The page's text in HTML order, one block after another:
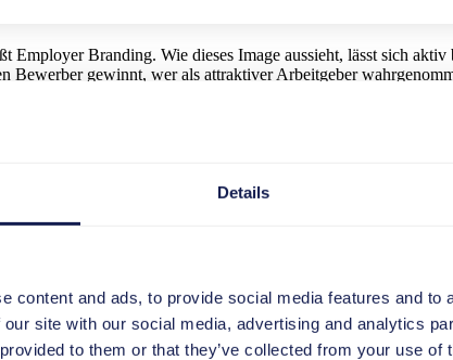
Details
content and ads, to provide social media features and to
site with our social media, advertising and analytics
to them or that they’ve collected from your use of
Employer Branding. Wie dieses Image aussieht, lässt sich
gewinnt, wer als attraktiver Arbeitgeber
Werte, Qualitäten und Eigenschaften, die in Ihrem
Welche Stärken haben wir als Arbeitgeber? Was bieten
von uns?
sein. Nutzen Sie daher vorhandene Zahlen, Daten,
differenziertes, auf Fakten basierendes Selbstbild.
Branding.